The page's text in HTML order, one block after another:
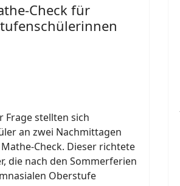
Check für
Frage stellten sich
an zwei Nachmittagen
Check. Dieser richtete
die nach den Sommerferien
Oberstufe